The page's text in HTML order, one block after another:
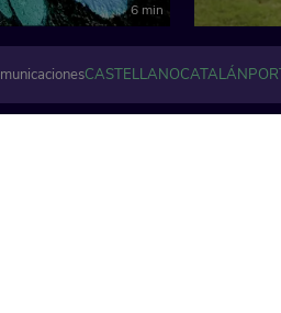
6 min
CASTELLANOCATALÁN